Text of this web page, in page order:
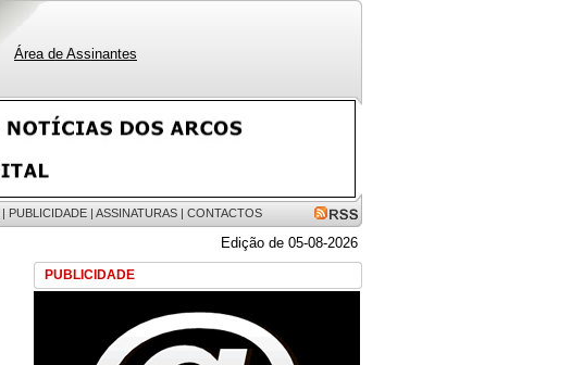
Área de Assinantes
| PUBLICIDADE | ASSINATURAS | CONTACTOS
Edição de 05-08-2026
PUBLICIDADE